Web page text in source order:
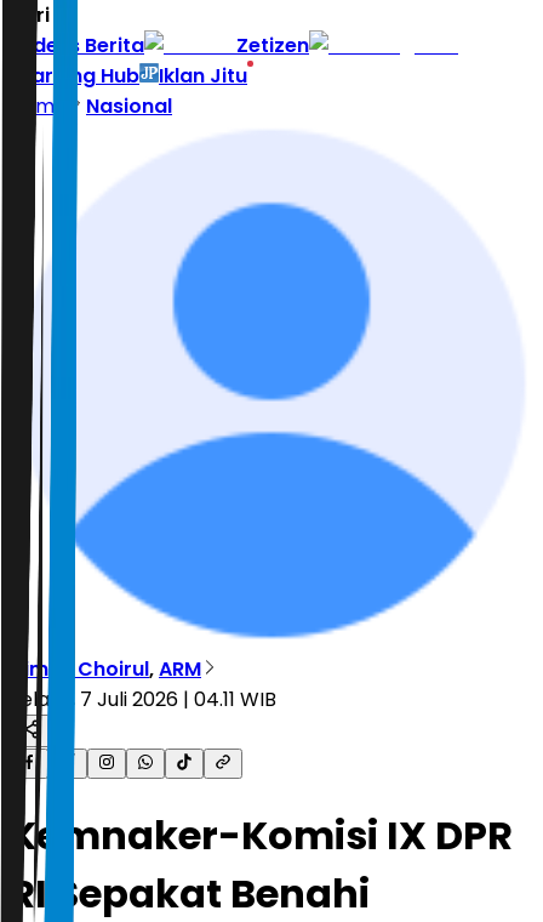
Hari ini
Indeks Berita
Zetizen
Learning Hub
Iklan Jitu
Home
Nasional
Dimas Choirul,ARM
Selasa, 7 Juli 2026 | 04.11 WIB
Kemnaker-Komisi IX DPR
RI Sepakat Benahi